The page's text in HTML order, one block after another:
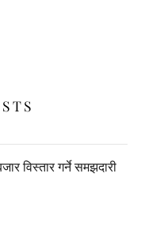
विस्तार गर्ने समझदारी